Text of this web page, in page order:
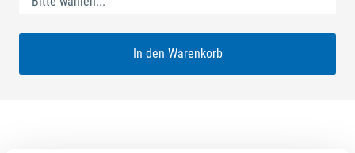
In den Warenkorb